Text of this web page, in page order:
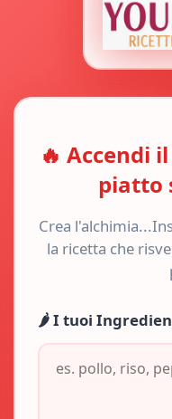
🔥 Accendi
piatto
Crea
la ricetta che
🌶️ I tuoi